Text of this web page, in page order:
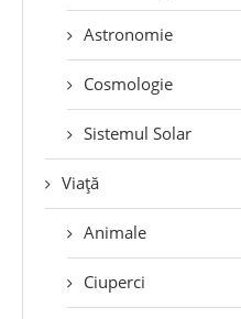
Astronomie
Cosmologie
Sistemul Solar
Viață
Animale
Ciuperci